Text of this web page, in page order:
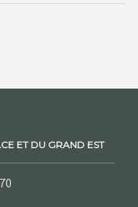
ET DU GRAND EST